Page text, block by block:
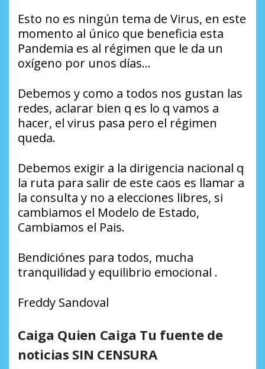
Esto no es ningún tema de Virus, en este
momento al único que beneficia esta
Pandemia es al régimen que le da un
oxígeno por unos días…
Debemos y como a todos nos gustan las
redes, aclarar bien q es lo q vamos a
hacer, el virus pasa pero el régimen
queda.
Debemos exigir a la dirigencia nacional q
la ruta para salir de este caos es llamar a
la consulta y no a elecciones libres, si
cambiamos el Modelo de Estado,
Cambiamos el Pais.
Bendiciónes para todos, mucha
tranquilidad y equilibrio emocional .
Freddy Sandoval
Caiga Quien Caiga Tu fuente de
noticias SIN CENSURA